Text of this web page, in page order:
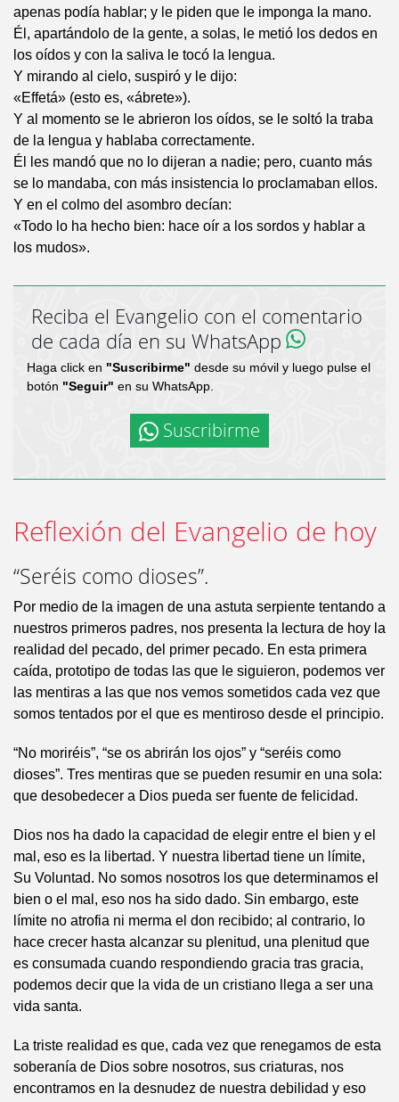
apenas podía hablar; y le piden que le imponga la mano.
Él, apartándolo de la gente, a solas, le metió los dedos en
los oídos y con la saliva le tocó la lengua.
Y mirando al cielo, suspiró y le dijo:
«Effetá» (esto es, «ábrete»).
Y al momento se le abrieron los oídos, se le soltó la traba
de la lengua y hablaba correctamente.
Él les mandó que no lo dijeran a nadie; pero, cuanto más
se lo mandaba, con más insistencia lo proclamaban ellos.
Y en el colmo del asombro decían:
«Todo lo ha hecho bien: hace oír a los sordos y hablar a
los mudos».
Reciba el Evangelio con el comentario
de cada día en su WhatsApp
Haga click en "Suscribirme" desde su móvil y luego pulse el
botón "Seguir" en su WhatsApp.
Suscribirme
Reflexión del Evangelio de hoy
“Seréis como dioses”.
Por medio de la imagen de una astuta serpiente tentando a
nuestros primeros padres, nos presenta la lectura de hoy la
realidad del pecado, del primer pecado. En esta primera
caída, prototipo de todas las que le siguieron, podemos ver
las mentiras a las que nos vemos sometidos cada vez que
somos tentados por el que es mentiroso desde el principio.
“No moriréis”, “se os abrirán los ojos” y “seréis como
dioses”. Tres mentiras que se pueden resumir en una sola:
que desobedecer a Dios pueda ser fuente de felicidad.
Dios nos ha dado la capacidad de elegir entre el bien y el
mal, eso es la libertad. Y nuestra libertad tiene un límite,
Su Voluntad. No somos nosotros los que determinamos el
bien o el mal, eso nos ha sido dado. Sin embargo, este
límite no atrofia ni merma el don recibido; al contrario, lo
hace crecer hasta alcanzar su plenitud, una plenitud que
es consumada cuando respondiendo gracia tras gracia,
podemos decir que la vida de un cristiano llega a ser una
vida santa.
La triste realidad es que, cada vez que renegamos de esta
soberanía de Dios sobre nosotros, sus criaturas, nos
encontramos en la desnudez de nuestra debilidad y eso